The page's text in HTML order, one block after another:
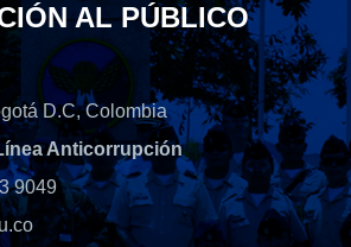
AL PÚBLICO
D.C, Colombia
Anticorrupción
9049